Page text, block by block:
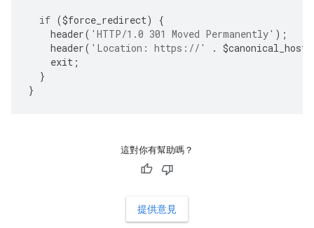
if ($force_redirect)
{
header( 'HTTP/1.0 301 Moved Permanently' );
header( 'Location: https://' . $
exit ;
}
}
這對你有幫助嗎？
提供意見